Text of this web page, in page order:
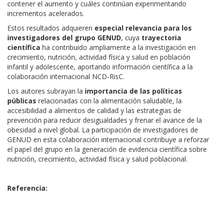
contener el aumento y cuáles continúan experimentando
incrementos acelerados.
Estos resultados adquieren especial relevancia para los
investigadores del grupo GENUD, cuya trayectoria
científica ha contribuido ampliamente a la investigación en
crecimiento, nutrición, actividad física y salud en población
infantil y adolescente, aportando información científica a la
colaboración internacional NCD-RisC.
Los autores subrayan la importancia de las políticas
públicas relacionadas con la alimentación saludable, la
accesibilidad a alimentos de calidad y las estrategias de
prevención para reducir desigualdades y frenar el avance de la
obesidad a nivel global. La participación de investigadores de
GENUD en esta colaboración internacional contribuye a reforzar
el papel del grupo en la generación de evidencia científica sobre
nutrición, crecimiento, actividad física y salud poblacional.
Referencia: